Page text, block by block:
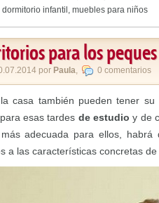
dormitorio infantil , muebles para niños
para los peques
por Paula, 0 comentarios
casa también pueden tener
esas tardes de estudio y de
adecuada para ellos,
a las características concretas de